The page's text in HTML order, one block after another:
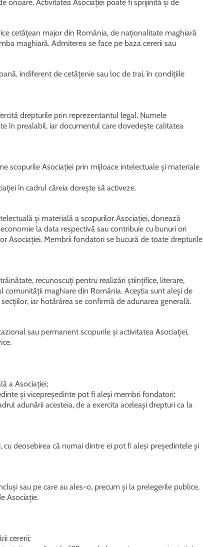
onoare. Activitatea Asociației poate fi sprijinită și de
cetățean major din România, de naționalitate maghiară
maghiară. Admiterea se face pe baza cererii sau
indiferent de cetățenie sau loc de trai, în condițiile
drepturile prin reprezentantul legal. Numele
în prealabil, iar documentul care dovedește calitatea
scopurile Asociației prin mijloace intelectuale și materiale
în cadrul căreia dorește să activeze.
și materială a scopurilor Asociației, donează
la data respectivă sau contribuie cu bunuri ori
Asociației. Membrii fondatori se bucură de toate drepturile
recunoscuți pentru realizări științifice, literare,
comunității maghiare din România. Aceștia sunt aleși de
iar hotărârea se confirmă de adunarea generală.
sau permanent scopurile și activitatea Asociației,
a Asociației;
și vicepreședinte pot fi aleși membri fondatori;
adunării acesteia, de a exercita aceleași drepturi ca la
deosebirea că numai dintre ei pot fi aleși președintele și
sau pe care au ales-o, precum și la prelegerile publice,
Asociație.
cererii;